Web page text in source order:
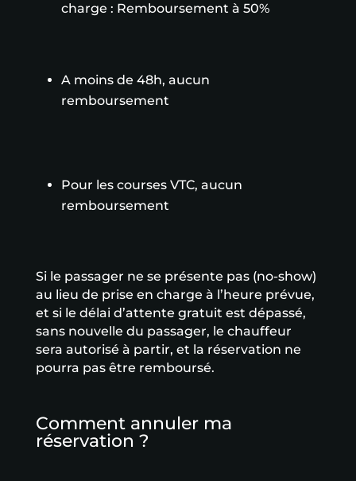
charge : Remboursement à 50%
A moins de 48h, aucun
remboursement
Pour les courses VTC, aucun
remboursement
Si le passager ne se présente pas (no-show)
au lieu de prise en charge à l’heure prévue,
et si le délai d’attente gratuit est dépassé,
sans nouvelle du passager, le chauffeur
sera autorisé à partir, et la réservation ne
pourra pas être remboursé.
Comment annuler ma
réservation ?